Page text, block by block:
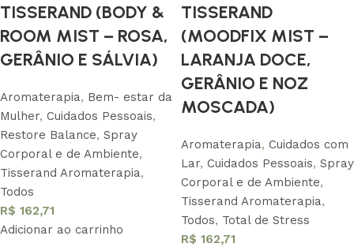
TISSERAND (BODY &
ROOM MIST – ROSA,
GERÂNIO E SÁLVIA)
Aromaterapia, Bem- estar da
Mulher, Cuidados Pessoais,
Restore Balance, Spray
Corporal e de Ambiente,
Tisserand Aromaterapia,
Todos
R$ 162,71
Adicionar ao carrinho
TISSERAND
(MOODFIX MIST –
LARANJA DOCE,
GERÂNIO E NOZ
MOSCADA)
Aromaterapia, Cuidados com
Lar, Cuidados Pessoais, Spray
Corporal e de Ambiente,
Tisserand Aromaterapia,
Todos, Total de Stress
R$ 162,71